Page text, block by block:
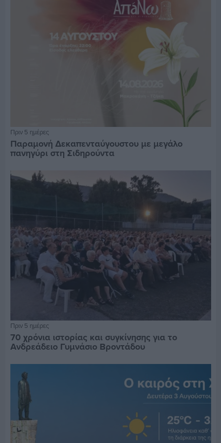
Πριν 5 ημέρες
Παραμονή Δεκαπενταύγουστου με μεγάλο
πανηγύρι στη Σιδηρούντα
Πριν 5 ημέρες
70 χρόνια ιστορίας και συγκίνησης για το
Ανδρεάδειο Γυμνάσιο Βροντάδου